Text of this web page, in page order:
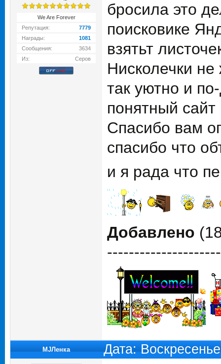
We Are Forever
Репутация:
7779
Награды:
1081
Сообщения:
3634
Из:
Серов
бросила это
поисковике
взятьт
Нисколечки
так уютно и
понятный
Спасибо вам
спасибо что
и я рада что
Добавлено
MJЛенка Дата: